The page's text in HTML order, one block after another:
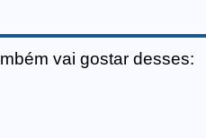
vai gostar desses: